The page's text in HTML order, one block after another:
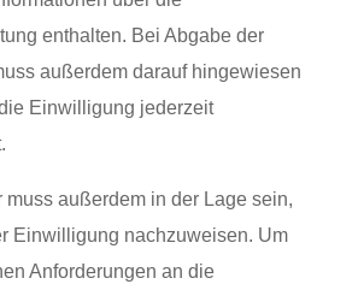
enthalten. Bei Abgabe der
außerdem darauf hingewiesen
Einwilligung jederzeit
muss außerdem in der Lage sein,
Einwilligung nachzuweisen. Um
Anforderungen an die